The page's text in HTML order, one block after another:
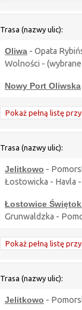
Trasa (nazwy ulic):
Oliwa - Opata
Wolności -
Nowy Port Oliwska
Pokaż pełną listę
Trasa (nazwy ulic):
Jelitkowo -
Łostowicka - Havla
Łostowice
Grunwaldzka -
Pokaż pełną listę
Trasa (nazwy ulic):
Jelitkowo -